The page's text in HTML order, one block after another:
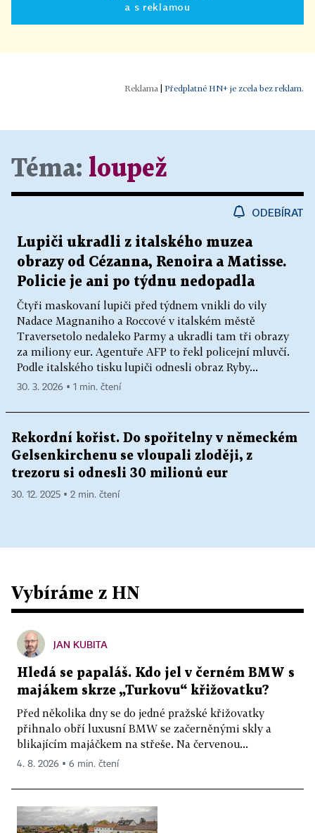
a s reklamou
Předplatné HN+ je zcela bez reklam.
Téma: loupež
ODEBÍRAT
Lupiči ukradli z italského muzea
obrazy od Cézanna, Renoira a Matisse.
Policie je ani po týdnu nedopadla
Čtyři maskovaní lupiči před týdnem vnikli do vily
Nadace Magnaniho a Roccové v italském městě
Traversetolo nedaleko Parmy a ukradli tam tři obrazy
za miliony eur. Agentuře AFP to řekl policejní mluvčí.
Podle italského tisku lupiči odnesli obraz Ryby...
30. 3. 2026 ▪ 1 min. čtení
Rekordní kořist. Do spořitelny v německém
Gelsenkirchenu se vloupali zloději, z
trezoru si odnesli 30 milionů eur
30. 12. 2025 ▪ 2 min. čtení
Vybíráme z HN
JAN KUBITA
Hledá se papaláš. Kdo jel v černém BMW s
majákem skrze „Turkovu“ křižovatku?
Před několika dny se do jedné pražské křižovatky
přihnalo obří luxusní BMW se začerněnými skly a
blikajícím majáčkem na střeše. Na červenou...
4. 8. 2026 ▪ 6 min. čtení